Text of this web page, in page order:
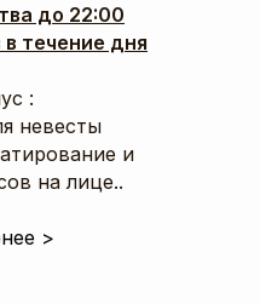
до 22:00
течение дня
:
невесты
и
на лице..
>